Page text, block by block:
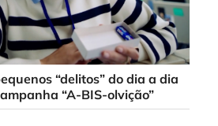
“delitos” do dia a dia
“A-BIS-olvição”